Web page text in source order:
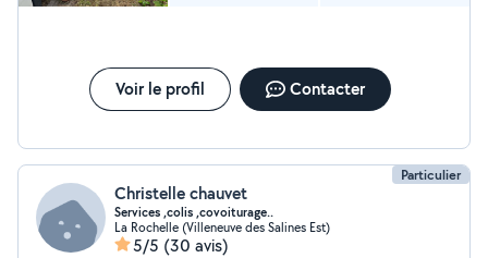
Voir le profil Contacter
Particulier
Christelle chauvet
Services ,colis ,covoiturage..
La Rochelle (Villeneuve des Salines Est)
5/5 (30 avis)